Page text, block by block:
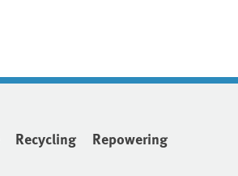
Recycling
Repowering